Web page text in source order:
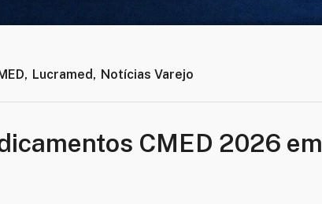
, Lucramed, Notícias Varejo
CMED 2026 em